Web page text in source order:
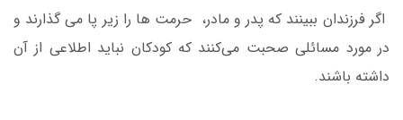
اگر فرزندان ببینند که پدر و مادر، حرمت ها را زیر پا می گذارند و
در مورد مسائلی صحبت می‌کنند که کودکان نباید اطلاعی از آن
داشته باشند.